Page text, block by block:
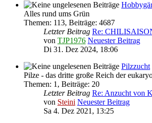
Alles rund ums Grün
Themen: 113, Beiträge: 4687
Letzter Beitrag Re:
von TJP1976 Neuester Beitrag
Di 31. Dez 2024, 18:06
Pilzzucht
Pilze - das dritte große Reich der
Themen: 1 , Beiträge: 20
Letzter Beitrag Re: Anzucht von
von Steini Neuester Beitrag
Sa 4. Dez 2021, 13:25